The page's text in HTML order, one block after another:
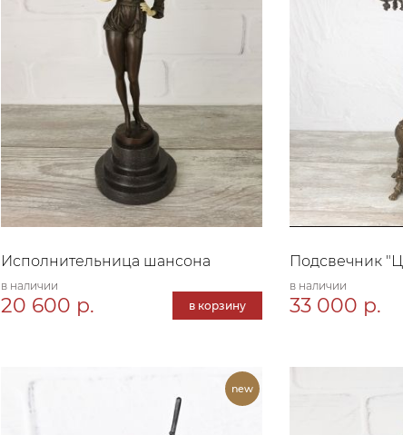
Исполнительница шансона
в наличии
20 600 р. в корзину
Подсвечник
в наличии
33 000 р.